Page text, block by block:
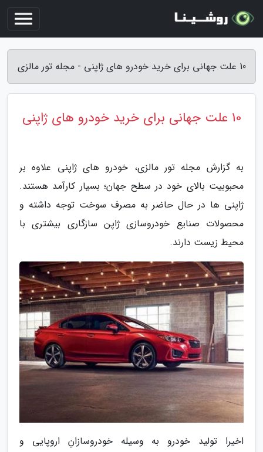
10 علت جهانی برای خرید خودرو های ژاپنی - مجله تور مالزی
10 علت جهانی برای خرید خودرو های ژاپنی
به گزارش مجله تور مالزی، خودرو های ژاپنی علاوه بر
محبوبیت بالای خود در سطح جهان؛ بسیار کارآمد هستند.
ژاپنی ها در حال حاضر به مصرف سوخت توجه داشته و
محصولات صنایع خودروسازی ژاپن سازگاری بیشتری با
محیط زیست دارند.
اخیرا تولید خودرو به وسیله خودروسازانِ اروپایی و